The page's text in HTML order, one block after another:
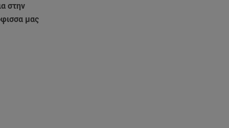
στην
μας